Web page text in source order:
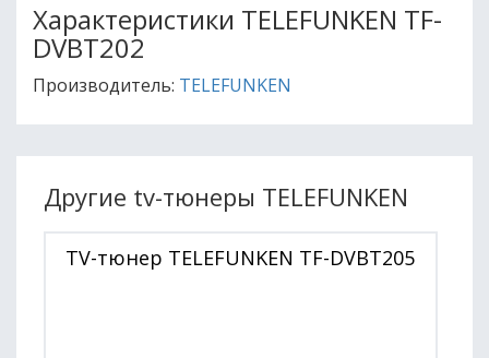
Характеристики TELEFUNKEN TF-
DVBT202
Производитель: TELEFUNKEN
Другие tv-тюнеры TELEFUNKEN
TV-тюнер TELEFUNKEN TF-DVBT205